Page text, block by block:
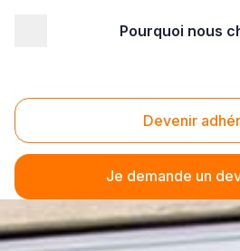
Pourquoi nous
Devenir
Je demande un